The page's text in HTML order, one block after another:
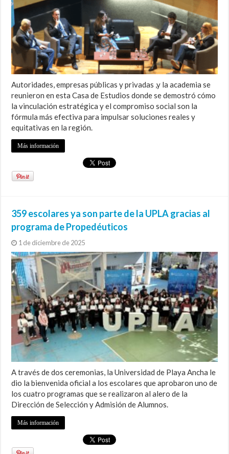
Autoridades, empresas públicas y privadas ,y la academia se
reunieron en esta Casa de Estudios donde se demostró cómo
la vinculación estratégica y el compromiso social son la
fórmula más efectiva para impulsar soluciones reales y
equitativas en la región.
Más información
359 escolares ya son parte de la UPLA gracias al
programa de Propedéuticos
1 de diciembre de 2025
A través de dos ceremonias, la Universidad de Playa Ancha le
dio la bienvenida oficial a los escolares que aprobaron uno de
los cuatro programas que se realizaron al alero de la
Dirección de Selección y Admisión de Alumnos.
Más información